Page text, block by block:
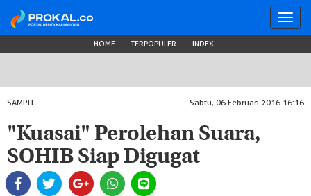
HOME TERPOPULER INDEX
SAMPIT Sabtu, 06 Februari 2016 16:16
"Kuasai" Perolehan Suara,
SOHIB Siap Digugat